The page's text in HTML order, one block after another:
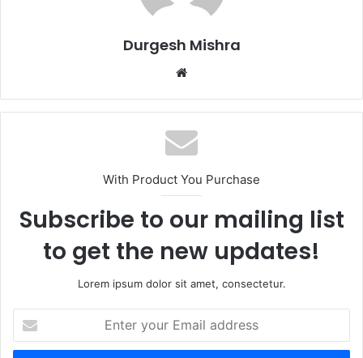
Durgesh Mishra
Website
With Product You Purchase
Subscribe to our mailing list
to get the new updates!
Lorem ipsum dolor sit amet, consectetur.
your
Email